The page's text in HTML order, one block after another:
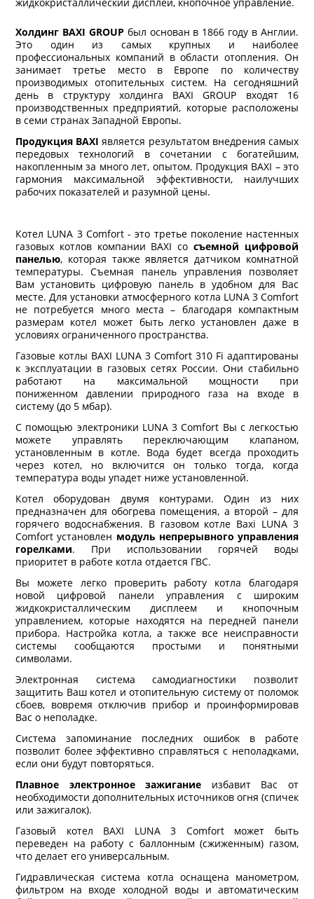
Холдинг BAXI GROUP был основан в 1866 году в Англии.
Это один из самых крупных и наиболее
профессиональных компаний в области отопления. Он
занимает третье место в Европе по количеству
производимых отопительных систем. На сегодняшний
день в структуру холдинга BAXI GROUP входят 16
производственных предприятий, которые расположены
в семи странах Западной Европы.
Продукция BAXI является результатом внедрения самых
передовых технологий в сочетании с богатейшим,
накопленным за много лет, опытом. Продукция BAXI – это
гармония максимальной эффективности, наилучших
рабочих показателей и разумной цены.
Котел LUNA 3 Comfort - это третье поколение настенных
газовых котлов компании BAXI со съемной цифровой
панелью, которая также является датчиком комнатной
температуры. Съемная панель управления позволяет
Вам установить цифровую панель в удобном для Вас
месте. Для установки атмосферного котла LUNA 3 Comfort
не потребуется много места – благодаря компактным
размерам котел может быть легко установлен даже в
условиях ограниченного пространства.
Газовые котлы BAXI LUNA 3 Comfort 310 Fi адаптированы
к эксплуатации в газовых сетях России. Они стабильно
работают на максимальной мощности при
пониженном давлении природного газа на входе в
систему (до 5 мбар).
С помощью электроники LUNA 3 Comfort Вы с легкостью
можете управлять переключающим клапаном,
установленным в котле. Вода будет всегда проходить
через котел, но включится он только тогда, когда
температура воды упадет ниже установленной.
Котел оборудован двумя контурами. Один из них
предназначен для обогрева помещения, а второй – для
горячего водоснабжения. В газовом котле Baxi LUNA 3
Comfort установлен модуль непрерывного управления
горелками. При использовании горячей воды
приоритет в работе котла отдается ГВС.
Вы можете легко проверить работу котла благодаря
новой цифровой панели управления с широким
жидкокристаллическим дисплеем и кнопочным
управлением, которые находятся на передней панели
прибора. Настройка котла, а также все неисправности
системы сообщаются простыми и понятными
символами.
Электронная система самодиагностики позволит
защитить Ваш котел и отопительную систему от поломок
сбоев, вовремя отключив прибор и проинформировав
Вас о неполадке.
Система запоминание последних ошибок в работе
позволит более эффективно справляться с неполадками,
если они будут повторяться.
Плавное
электронное зажигание избавит Вас от
необходимости дополнительных источников огня (спичек
или зажигалок).
Газовый котел BAXI LUNA 3 Comfort может быть
переведен на работу с баллонным (сжиженным) газом,
что делает его универсальным.
Гидравлическая система котла оснащена манометром,
фильтром на входе холодной воды и автоматическим